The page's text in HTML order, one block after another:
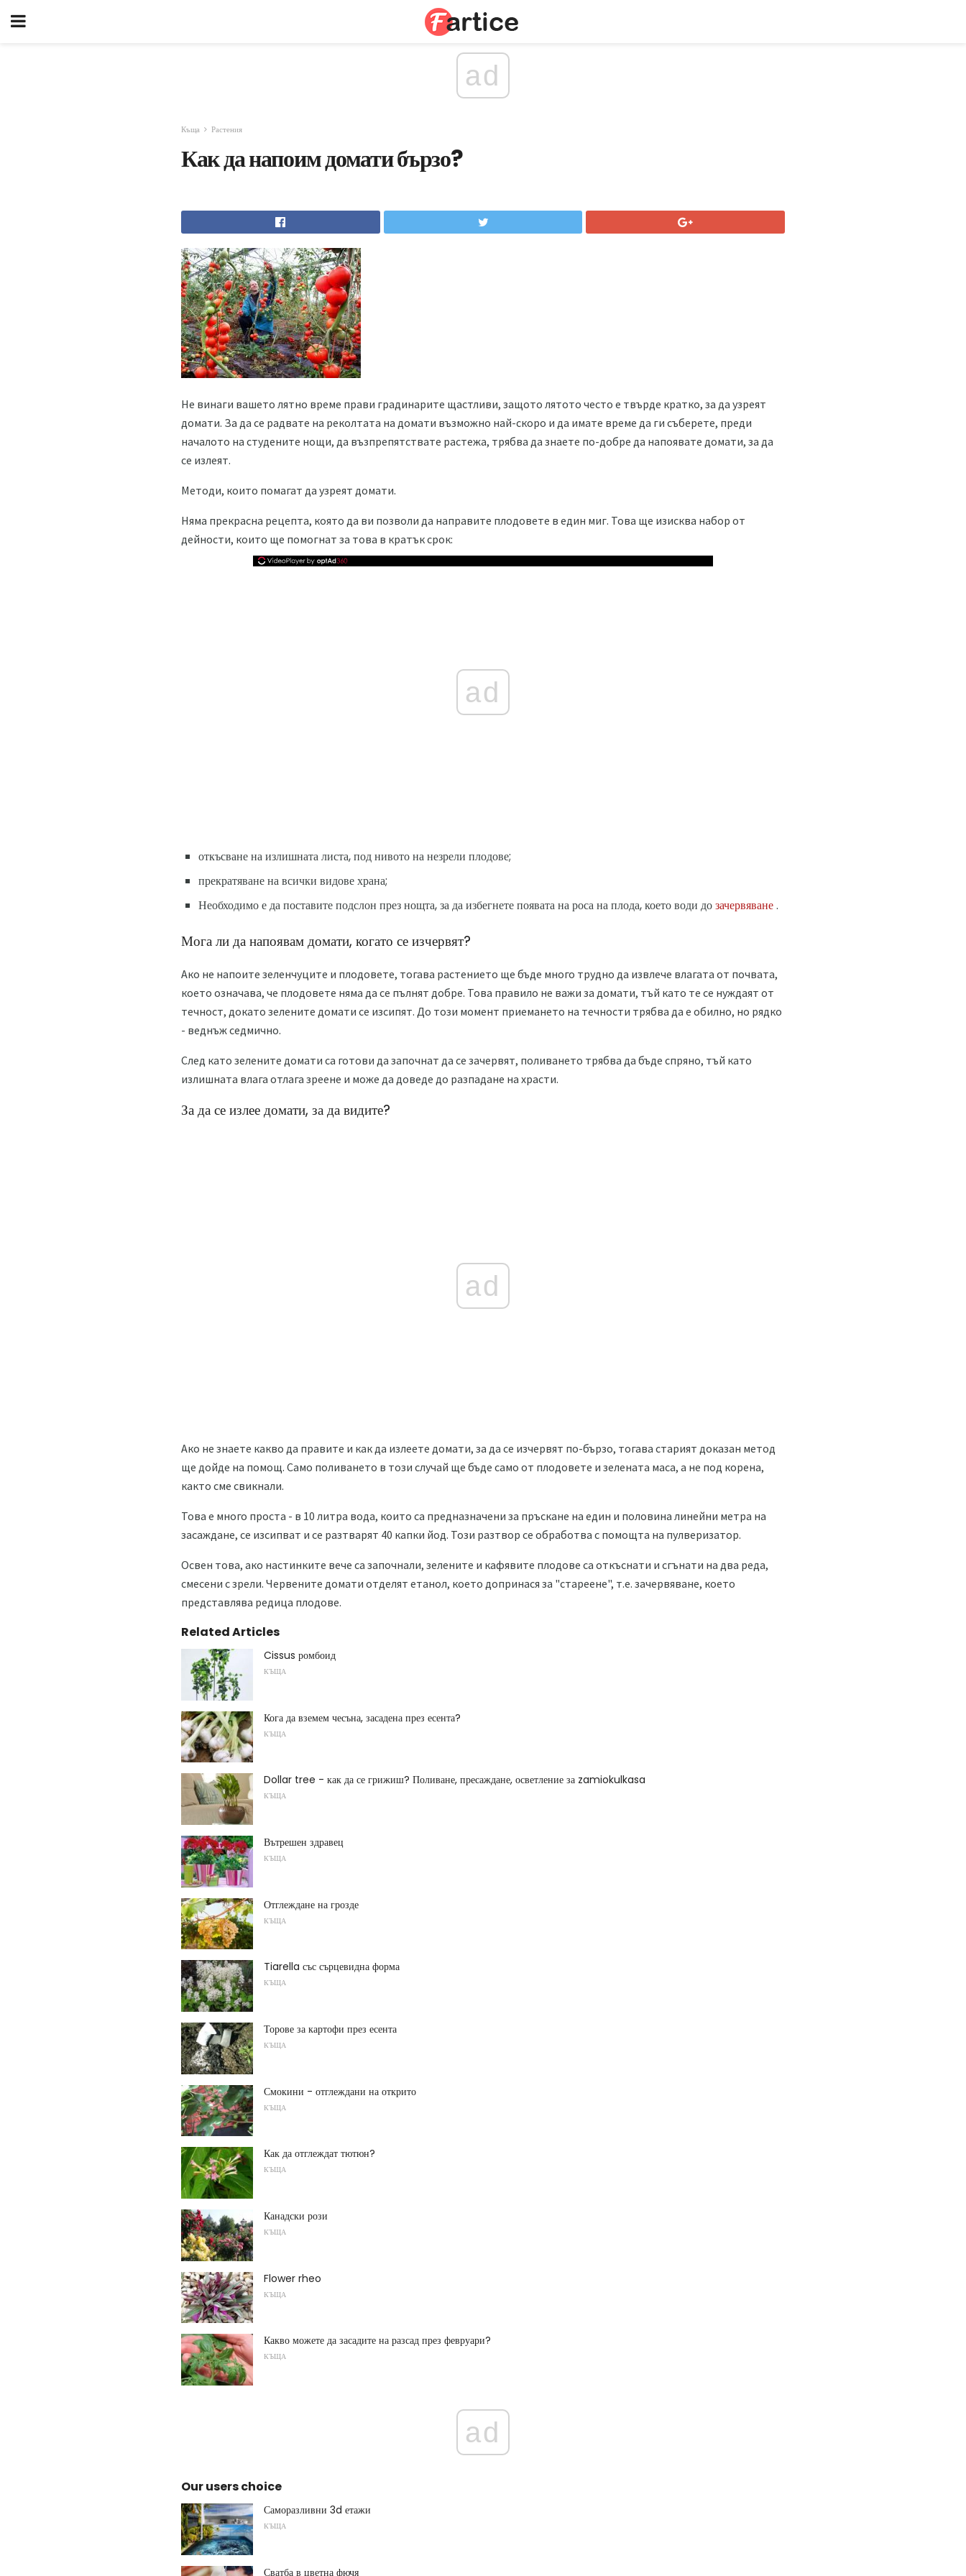
ad
Къща Растения
Как да напоим домати бързо?
Не винаги вашето лятно време прави градинарите щастливи, защото лятото често е твърде кратко, за да узреят
домати. За да се радвате на реколтата на домати възможно най-скоро и да имате време да ги съберете, преди
началото на студените нощи, да възпрепятствате растежа, трябва да знаете по-добре да напоявате домати, за да
се излеят.
Методи, които помагат да узреят домати.
Няма прекрасна рецепта, която да ви позволи да направите плодовете в един миг. Това ще изисква набор от
дейности, които ще помогнат за това в кратък срок:
ad
откъсване на излишната листа, под нивото на незрели плодове;
прекратяване на всички видове храна;
Необходимо е да поставите подслон през нощта, за да избегнете появата на роса на плода, което води дозачервяване.
Мога ли да напоявам домати, когато се изчервят?
Ако не напоите зеленчуците и плодовете, тогава растението ще бъде много трудно да извлече влагата от почвата,
което означава, че плодовете няма да се пълнят добре. Това правило не важи за домати, тъй като те се нуждаят от
течност, докато зелените домати се изсипят. До този момент приемането на течности трябва да е обилно, но рядко
- веднъж седмично.
След като зелените домати са готови да започнат да се зачервят, поливането трябва да бъде спряно, тъй като
излишната влага отлага зреене и може да доведе до разпадане на храсти.
За да се излее домати, за да видите?
ad
Ако не знаете какво да правите и как да излеете домати, за да се изчервят по-бързо, тогава старият доказан метод
ще дойде на помощ. Само поливането в този случай ще бъде само от плодовете и зелената маса, а не под корена,
както сме свикнали.
Това е много проста - в 10 литра вода, които са предназначени за пръскане на един и половина линейни метра на
засаждане, се изсипват и се разтварят 40 капки йод. Този разтвор се обработва с помощта на пулверизатор.
Освен това, ако настинките вече са започнали, зелените и кафявите плодове са откъснати и сгънати на два реда,
смесени с зрели. Червените домати отделят етанол, което допринася за "стареене", т.е. зачервяване, което
представлява редица плодове.
Related Articles
Cissus ромбоид
КЪЩА
Кога да вземем чесъна, засадена през есента?
КЪЩА
Dollar tree - как да се грижиш? Поливане, пресаждане, осветление за zamiokulkasa
КЪЩА
Вътрешен здравец
КЪЩА
Отглеждане на грозде
КЪЩА
Tiarella със сърцевидна форма
КЪЩА
Торове за картофи през есента
КЪЩА
Смокини - отглеждани на открито
КЪЩА
Как да отглеждат тютюн?
КЪЩА
Канадски рози
КЪЩА
Flower rheo
КЪЩА
Какво можете да засадите на разсад през февруари?
КЪЩА
ad
Our users choice
Саморазливни 3d етажи
КЪЩА
Сватба в цветна фючя